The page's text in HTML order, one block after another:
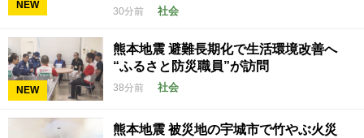
NEW
30分前 社会
NEW
熊本地震 避難長期化で生活環境改善へ
“ふるさと防災職員”が訪問
38分前 社会
熊本地震 被災地の宇城市で竹やぶ火災